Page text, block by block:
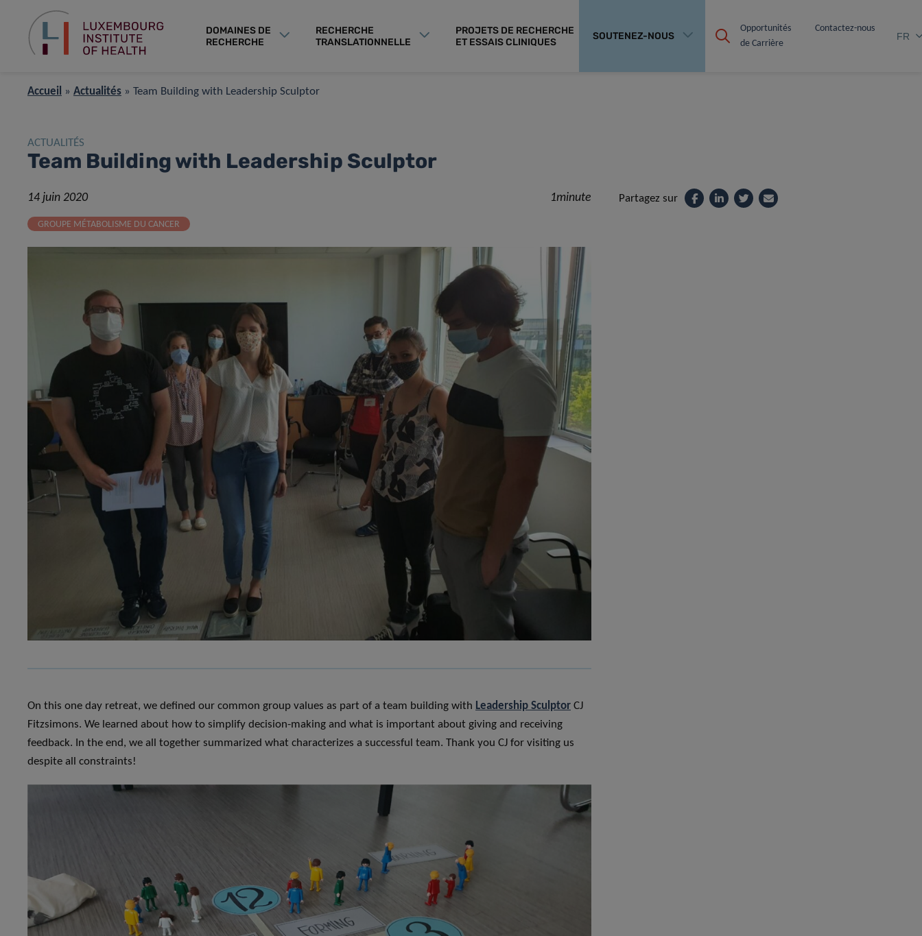
DOMAINES DE
RECHERCHE
RECHERCHE
TRANSLATIONNELLE
PROJETS DE RECHERCHE
ET ESSAIS CLINIQUES
SOUTENEZ-NOUS
Opportunités
de Carrière
Contactez-nous
FR
Accueil » Actualités » Team Building with Leadership Sculptor
ACTUALITÉS
Team Building with Leadership Sculptor
14 juin 2020 1minute
GROUPE MÉTABOLISME DU CANCER
On this one day retreat, we defined our common group values as part of a team building with Leadership Sculptor CJ
Fitzsimons. We learned about how to simplify decision-making and what is important about giving and receiving
feedback. In the end, we all together summarized what characterizes a successful team. Thank you CJ for visiting us
despite all constraints!
Partagez sur